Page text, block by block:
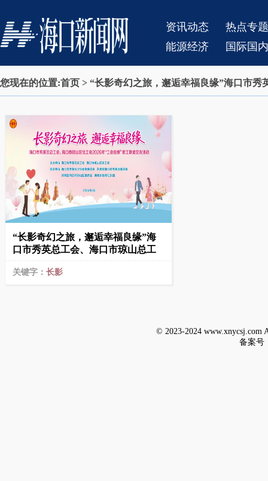
资讯动态
热点专题
能源经济
国际国内
您现在的位置:首页 > “长影奇幻之旅，邂逅幸福良缘”海口市秀
“长影奇幻之旅，邂逅幸福良缘”海
口市秀英总工会、海口市琼山总工
关键字： 长影
© 2023-2024 www.xnycsj.com
备案号